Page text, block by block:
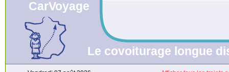
CarVoyage
Le covoiturage longue